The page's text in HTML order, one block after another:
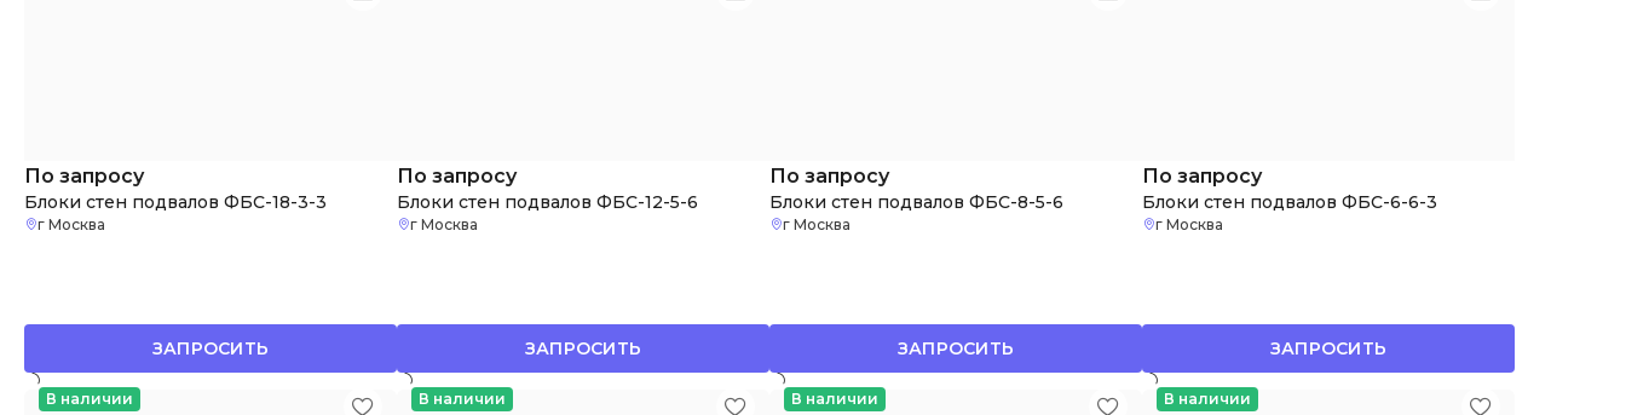
По запросу
Блоки стен подвалов ФБС-18-3-3
г Москва
ЗАПРОСИТЬ
По запросу
Блоки стен подвалов ФБС-12-5-6
г Москва
ЗАПРОСИТЬ
По запросу
Блоки стен подвалов ФБС-8-5-6
г Москва
ЗАПРОСИТЬ
По запросу
Блоки стен подвалов ФБС-6-6-3
г Москва
ЗАПРОСИТЬ
В наличии В наличии В наличии В наличии